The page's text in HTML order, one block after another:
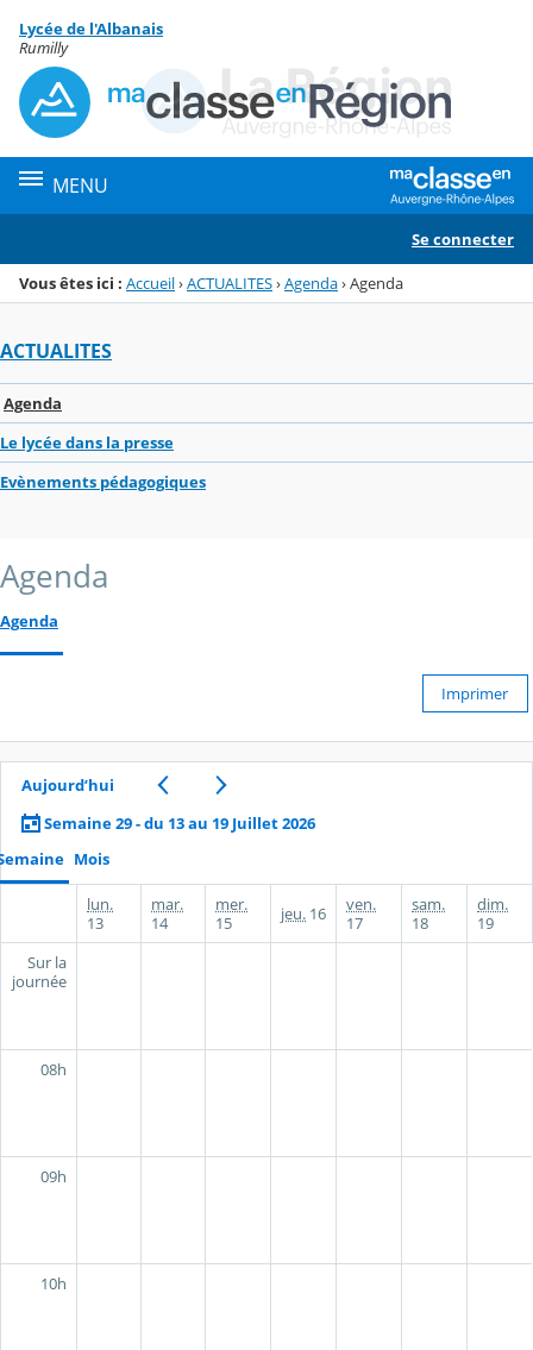
Menu de la rubrique
Contenu
Lycée de l'Albanais
Rumilly
MENU
Se connecter
Vous êtes ici : Accueil›ACTUALITES›Agenda›Agenda
ACTUALITES
Agenda
Le lycée dans la presse
Evènements pédagogiques
Agenda
Agenda
Imprimer
Aujourd’hui
Semaine 29 - du 13 au 19 Juillet 2026
Mois
lun.
13
mar.
14
mer.
15
jeu. 16
ven.
17
sam.
18
dim.
19
Sur la
journée
08h
09h
10h